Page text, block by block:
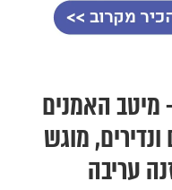
מיטב האמנים
ונדירים, מוגש
עריבה